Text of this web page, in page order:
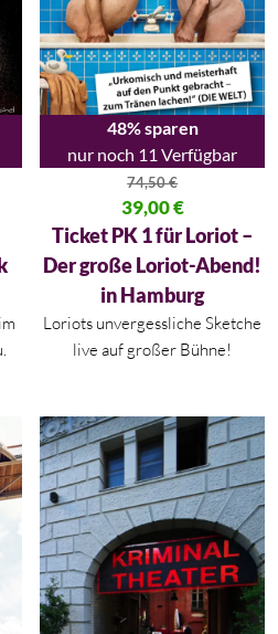
€
48% sparen
nur noch 11 Verfügbar
74,50€
Ursprünglicher Preis war:
39,00€
Aktueller Preis ist: 39,00 €.
Ticket PK 1 für Loriot –
Der große Loriot-Abend!
in Hamburg
Loriots unvergessliche Sketche
live auf großer Bühne!